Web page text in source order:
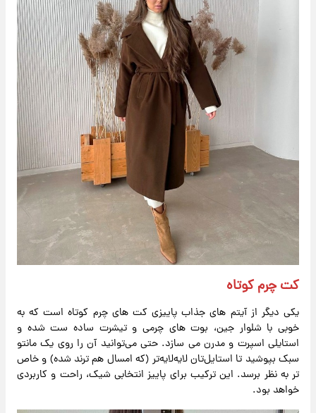
کت چرم کوتاه
یکی دیگر از آیتم‌ های جذاب پاییزی کت های چرم کوتاه است که به
‌خوبی با شلوار جین، بوت‌ های چرمی و تیشرت ساده ست شده و
استایلی اسپرت و مدرن می ‌سازد. حتی می‌توانید آن را روی یک مانتو
سبک بپوشید تا استایل‌تان لایه‌لایه‌تر (که امسال هم ترند شده) و خاص
‌تر به نظر برسد. این ترکیب برای پاییز انتخابی شیک، راحت و کاربردی
خواهد بود.